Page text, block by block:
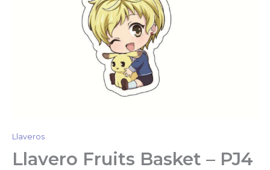
Llaveros
Llavero Fruits Basket – PJ4